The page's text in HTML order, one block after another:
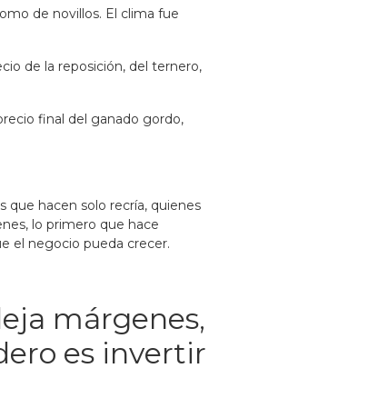
de novillos. El clima fue
de la reposición, del ternero,
final del ganado gordo,
que hacen solo recría, quienes
lo primero que hace
el negocio pueda crecer.
márgenes,
es invertir